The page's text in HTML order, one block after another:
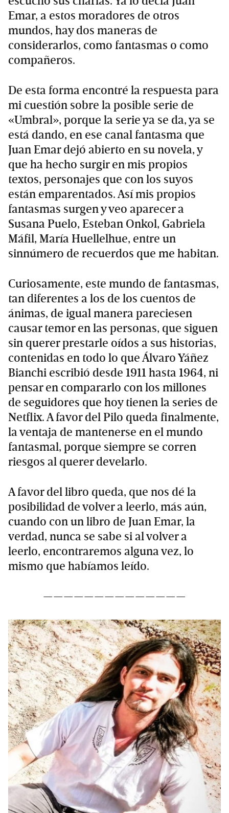
Emar, a estos moradores de otros
mundos, hay dos maneras de
considerarlos, como fantasmas o como
compañeros.
De esta forma encontré la respuesta para
mi cuestión sobre la posible serie de
«Umbral», porque la serie ya se da, ya se
está dando, en ese canal fantasma que
Juan Emar dejó abierto en su novela, y
que ha hecho surgir en mis propios
textos, personajes que con los suyos
están emparentados. Así mis propios
fantasmas surgen y veo aparecer a
Susana Puelo, Esteban Onkol, Gabriela
Máfil, María Huellelhue, entre un
sinnúmero de recuerdos que me habitan.
Curiosamente, este mundo de fantasmas,
tan diferentes a los de los cuentos de
ánimas, de igual manera pareciesen
causar temor en las personas, que siguen
sin querer prestarle oídos a sus historias,
contenidas en todo lo que Álvaro Yáñez
Bianchi escribió desde 1911 hasta 1964, ni
pensar en compararlo con los millones
de seguidores que hoy tienen la series de
Netflix. A favor del Pilo queda finalmente,
la ventaja de mantenerse en el mundo
fantasmal, porque siempre se corren
riesgos al querer develarlo.
A favor del libro queda, que nos dé la
posibilidad de volver a leerlo, más aún,
cuando con un libro de Juan Emar, la
verdad, nunca se sabe si al volver a
leerlo, encontraremos alguna vez, lo
mismo que habíamos leído.
——————————————